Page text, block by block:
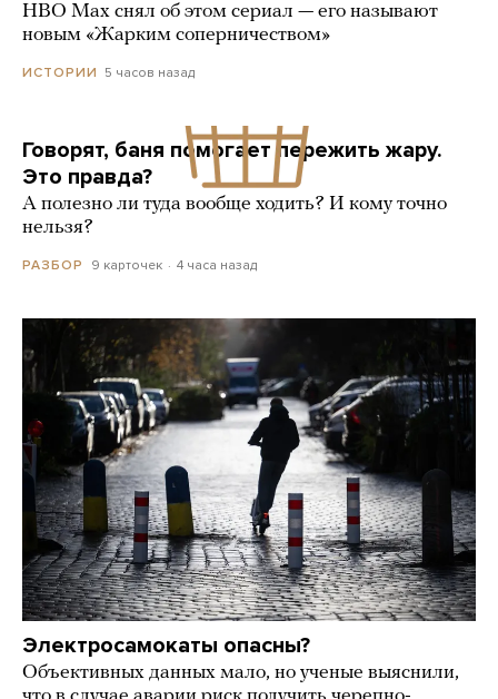
HBO Max снял об этом сериал — его называют
новым «Жарким соперничеством»
ИСТОРИИ 5 часов назад
Говорят, баня помогает пережить жару.
Это правда?
А полезно ли туда вообще ходить? И кому точно
нельзя?
РАЗБОР 9 карточек 4 часа назад
Электросамокаты опасны?
Объективных данных мало, но ученые выяснили,